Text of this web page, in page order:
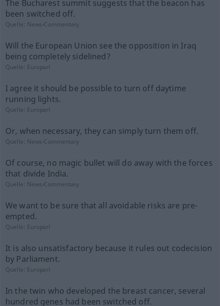
The Bucharest summit suggests that the beacon has
been switched off.
Quelle: News-Commentary
Will the European Union see the opposition in Iraq
being completely sidelined?
Quelle: Europarl
I agree it should be possible to turn off daytime
running lights.
Quelle: Europarl
Or, when necessary, they can simply turn them off.
Quelle: News-Commentary
Of course, no magic bullet will do away with the forces
that divide India.
Quelle: News-Commentary
We want to be sure that all avoidable risks are pre-
empted.
Quelle: Europarl
It is also unsatisfactory because it rules out codecision
by Parliament.
Quelle: Europarl
In the twin who developed the breast cancer, several
hundred genes had been switched off.